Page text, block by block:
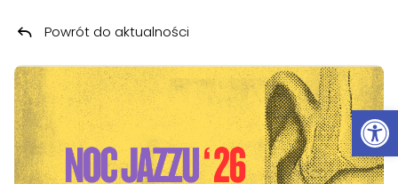
Przeskocz do treści
Powrót do aktualności